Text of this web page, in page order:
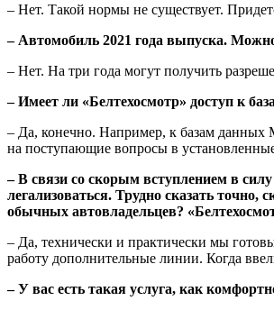
– Нет. Такой нормы не существует.
– Автомобиль 2021 года выпуска.
– Нет. На три года могут получить
– Имеет ли «Белтехосмотр» доступ к
– Да, конечно. Например, к базам данных
на поступающие вопросы в
– В связи со скорым вступлением в
легализоваться. Трудно сказать точно,
обычных автовладельцев?
– Да, технически и практически мы
работу дополнительные линии. Когда
– У вас есть такая услуга, как